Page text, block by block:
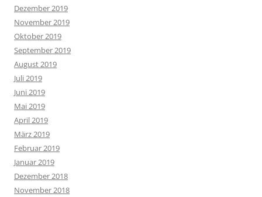
Dezember 2019
November 2019
Oktober 2019
September 2019
August 2019
Juli 2019
Juni 2019
Mai 2019
April 2019
März 2019
Februar 2019
Januar 2019
Dezember 2018
November 2018